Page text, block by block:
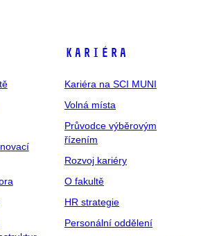
Kariéra
Kariéra na SCI MUNI
Volná místa
Průvodce výběrovým
řízením
Rozvoj kariéry
O fakultě
HR strategie
Personální oddělení